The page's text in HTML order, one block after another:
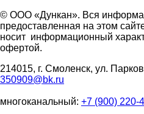
© ООО «Дункан». Вся
предоставленная на этом
носит информационный
офертой.
214015, г. Смоленск, ул.
350909@bk.ru
многоканальный: +7 (900) 220-